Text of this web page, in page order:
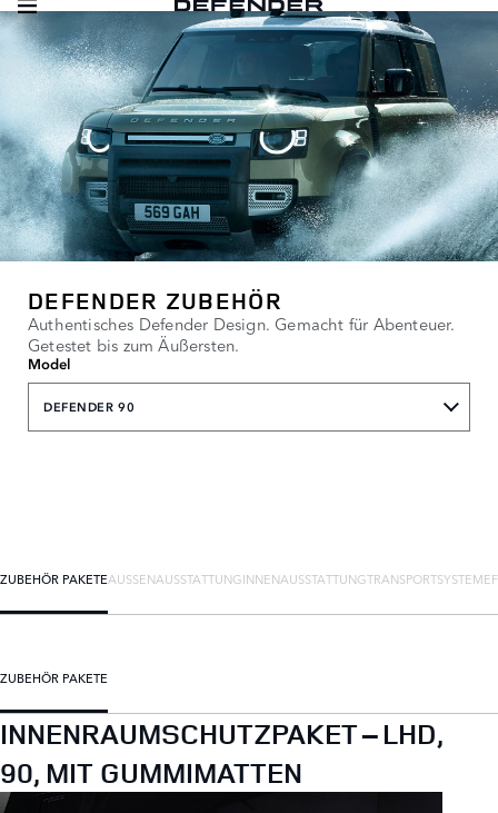
DEFENDER ZUBEHÖR
Authentisches Defender Design. Gemacht für Abenteuer.
Getestet bis zum Äußersten.
Model
DEFENDER 90
ZUBEHÖR PAKETEAUSSENAUSSTATTUNGINNENAUSSTATTUNGTRANSPORTSYSTEME
ZUBEHÖR PAKETE
INNENRAUMSCHUTZPAKET – LHD,
90, MIT GUMMIMATTEN